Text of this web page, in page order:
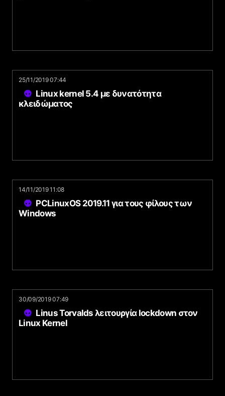
25/11/2019 07:44
Linux kernel 5.4 με δυνατότητα
κλειδώματος
14/11/2019 11:08
PCLinuxOS 2019.11 για τους φίλους των
Windows
30/09/2019 07:49
Linus Torvalds λειτουργία lockdown στον
Linux Kernel